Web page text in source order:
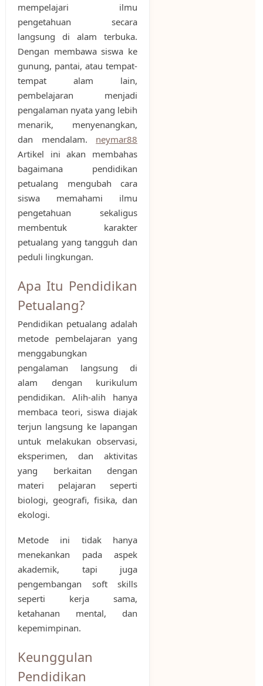
mempelajari ilmu
pengetahuan secara
langsung di alam terbuka.
Dengan membawa siswa ke
gunung, pantai, atau tempat-
tempat alam lain,
pembelajaran menjadi
pengalaman nyata yang lebih
menarik, menyenangkan,
dan mendalam. neymar88
Artikel ini akan membahas
bagaimana pendidikan
petualang mengubah cara
siswa memahami ilmu
pengetahuan sekaligus
membentuk karakter
petualang yang tangguh dan
peduli lingkungan.
Apa Itu Pendidikan
Petualang?
Pendidikan petualang adalah
metode pembelajaran yang
menggabungkan
pengalaman langsung di
alam dengan kurikulum
pendidikan. Alih-alih hanya
membaca teori, siswa diajak
terjun langsung ke lapangan
untuk melakukan observasi,
eksperimen, dan aktivitas
yang berkaitan dengan
materi pelajaran seperti
biologi, geografi, fisika, dan
ekologi.
Metode ini tidak hanya
menekankan pada aspek
akademik, tapi juga
pengembangan soft skills
seperti kerja sama,
ketahanan mental, dan
kepemimpinan.
Keunggulan
Pendidikan